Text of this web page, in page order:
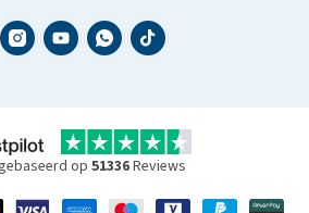
op 51336Reviews